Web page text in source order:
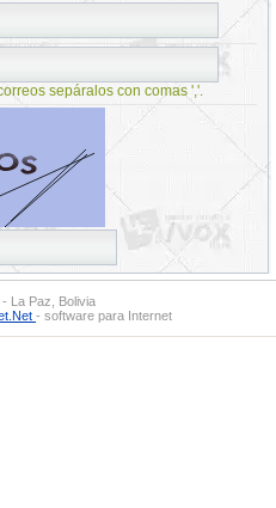
sepáralos con comas ','.
La Paz, Bolivia
- software para Internet